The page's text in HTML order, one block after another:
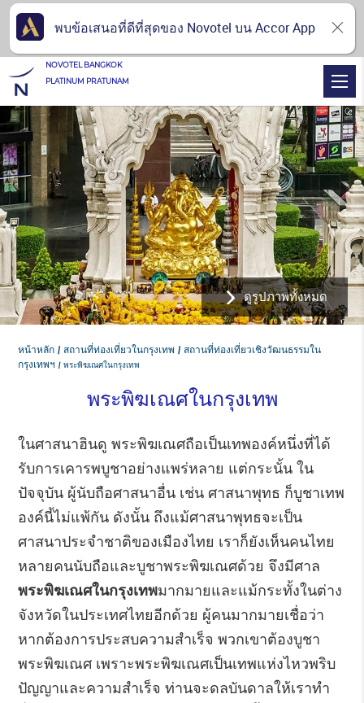
ดูรูปภาพทั้งหมด
หน้าหลัก สถานที่ท่องเที่ยวในกรุงเทพ สถานที่ท่องเที่ยวเชิงวัฒนธรรมใน
กรุงเทพฯ
พระพิฆเณศในกรุงเทพ
พระพิฆเณศในกรุงเทพ
ในศาสนาฮินดู พระพิฆเณศถือเป็นเทพองค์หนึ่งที่ได้
รับการเคารพบูชาอย่างแพร่หลาย แต่กระนั้น ใน
ปัจจุบัน ผู้นับถือศาสนาอื่น เช่น ศาสนาพุทธ ก็บูชาเทพ
องค์นี้ไม่แพ้กัน ดังนั้น ถึงแม้ศาสนาพุทธจะเป็น
ศาสนาประจำชาติของเมืองไทย เราก็ยังเห็นคนไทย
หลายคนนับถือและบูชาพระพิฆเณศด้วย จึงมีศาล
พระพิฆเณศในกรุงเทพมากมายและแม้กระทั้งในต่าง
จังหวัดในประเทศไทยอีกด้วย ผู้คนมากมายเชื่อว่า
หากต้องการประสบความสำเร็จ พวกเขาต้องบูชา
พระพิฆเณศ เพราะพระพิฆเณศเป็นเทพแห่งไหวพริบ
ปัญญาและความสำเร็จ ท่านจะดลบันดาลให้เราทำ
NOVOTEL BANGKOK
PLATINUM PRATUNAM
พบข้อเสนอที่ดีที่สุดของ Novotel บน Accor App